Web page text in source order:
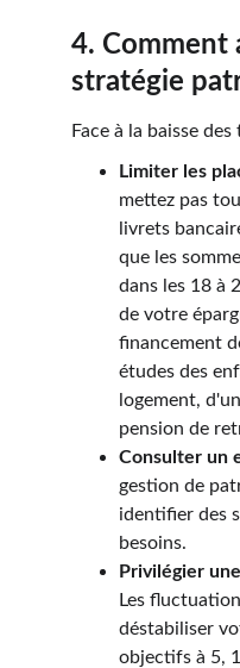
4. Comment
stratégie
Face à la baisse
Limiter les
mettez pas
livrets
que les
dans les 18 à
de votre
financement
études des
logement,
pension de
Consulter un
gestion de
identifier des
besoins.
Privilégier
Les
déstabiliser
objectifs à 5,